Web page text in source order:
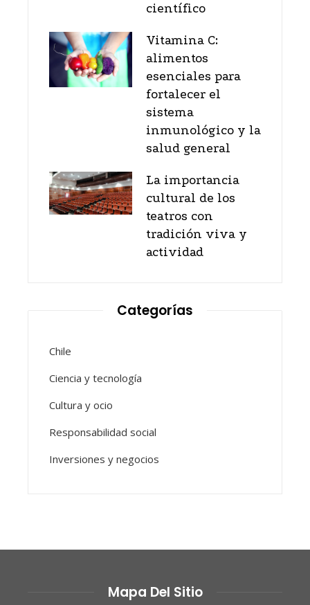
científico
Vitamina C:
alimentos
esenciales para
fortalecer el
sistema
inmunológico y la
salud general
La importancia
cultural de los
teatros con
tradición viva y
actividad
Categorías
Chile
Ciencia y tecnología
Cultura y ocio
Responsabilidad social
Inversiones y negocios
Mapa Del Sitio